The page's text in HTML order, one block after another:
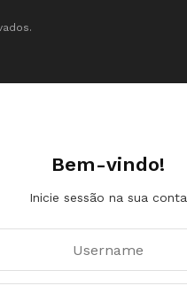
Bem-vindo!
Inicie sessão na sua conta